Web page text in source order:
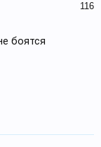
116
боятся